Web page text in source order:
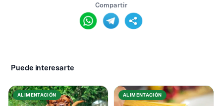
Compartir
Puede interesarte
ALIMENTACIÓN ALIMENTACIÓN